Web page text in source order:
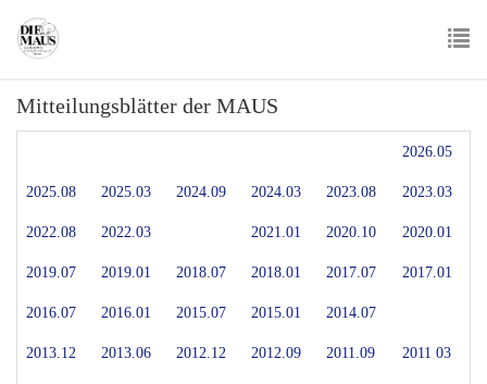
main
Mitteilungsblätter der MAUS
2026.05
2025.08 2025.03 2024.09 2024.03 2023.08 2023.03
2022.08 2022.03 2021.01 2020.10 2020.01
2019.07 2019.01 2018.07 2018.01 2017.07 2017.01
2016.07 2016.01 2015.07 2015.01 2014.07
2013.12 2013.06 2012.12 2012.09 2011.09 2011 03